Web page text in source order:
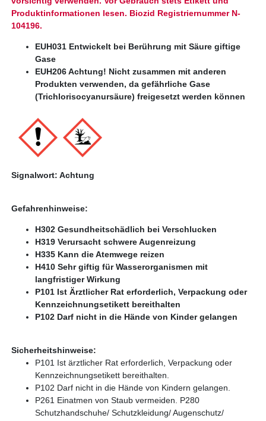
Produktinformationen lesen. Biozid Registriernummer N-
104196.
EUH031 Entwickelt bei Berührung mit Säure giftige
Gase
EUH206 Achtung! Nicht zusammen mit anderen
Produkten verwenden, da gefährliche Gase
(Trichlorisocyanursäure) freigesetzt werden können
Signalwort: Achtung
Gefahrenhinweise:
H302 Gesundheitschädlich bei Verschlucken
H319 Verursacht schwere Augenreizung
H335 Kann die Atemwege reizen
H410 Sehr giftig für Wasserorganismen mit
langfristiger Wirkung
P101 Ist Ärztlicher Rat erforderlich, Verpackung oder
Kennzeichnungsetikett bereithalten
P102 Darf nicht in die Hände von Kinder gelangen
Sicherheitshinweise:
P101 Ist ärztlicher Rat erforderlich, Verpackung oder
Kennzeichnungsetikett bereithalten.
P102 Darf nicht in die Hände von Kindern gelangen.
P261 Einatmen von Staub vermeiden. P280
Schutzhandschuhe/ Schutzkleidung/ Augenschutz/